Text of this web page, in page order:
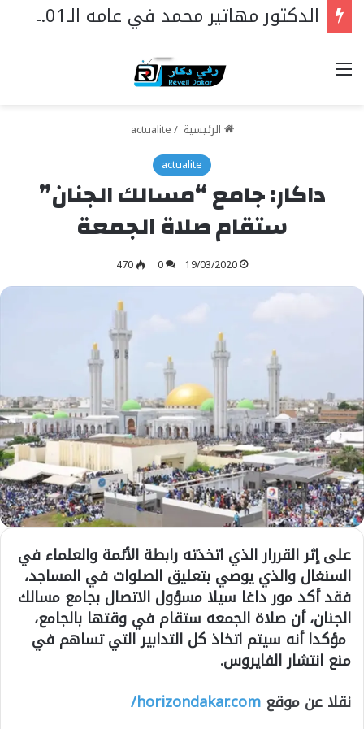
الدكتور مهاتير محمد في عامه الـ101… قائدٌ استثنائي ورمزٌ خالد في مسيرة نهضة ماليزيا.
خيارات
الرئيسية /
actualite
actualite
داكار: جامع “مسالك الجنان”
ستقام صلاة الجمعة
19/03/2020
0
470
على إثر القررار الذي اتخذته رابطة الأئمة والعلماء في
السنغال والذي يوصي بتعليق الصلوات في المساجد،
فقد أكد مور داغا سيلا مسؤول الاتصال بجامع مسالك
الجنان، أن صلاة الجمعه ستقام في وقتها بالجامع،
مؤكدا أنه سيتم اتخاذ كل التدابير التي تساهم في
منع انتشار الفايروس.
نقلا عن موقع